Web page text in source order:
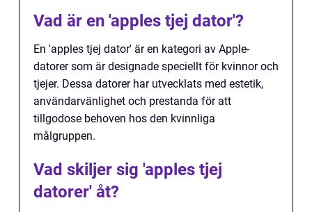
Vad är en 'apples tjej dator'?
En 'apples tjej dator' är en kategori av Apple-
datorer som är designade speciellt för kvinnor och
tjejer. Dessa datorer har utvecklats med estetik,
användarvänlighet och prestanda för att
tillgodose behoven hos den kvinnliga
målgruppen.
Vad skiljer sig 'apples tjej
datorer' åt?